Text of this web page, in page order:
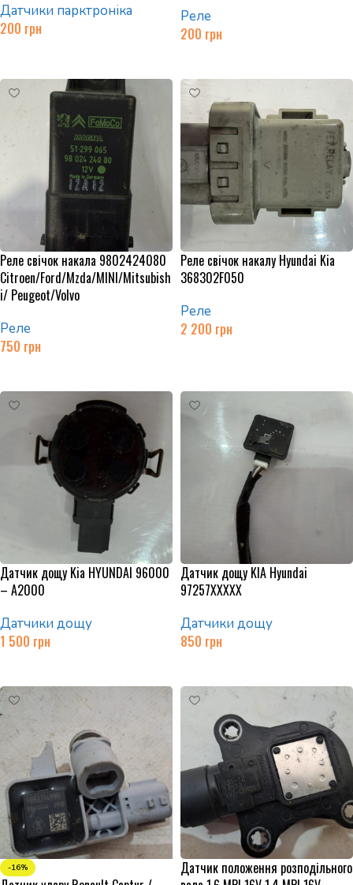
Датчики парктроніка
200 грн
Реле
200 грн
Реле свічок накала 9802424080
Citroen/Ford/Mzda/MINI/Mitsubish
i/ Peugeot/Volvo
Реле
750 грн
Реле свічок накалу Hyundai Kia
368302F050
Реле
2 200 грн
Датчик дощу Kia HYUNDAI 96000
– A2000
Датчики дощу
1 500 грн
Датчик дощу KIA Hyundai
97257XXXXX
Датчики дощу
850 грн
-16%
Датчик положення розподільного